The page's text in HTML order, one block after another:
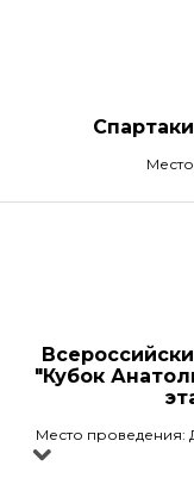
"Кубок
Место